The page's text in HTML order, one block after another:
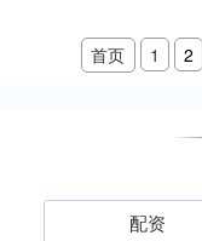
首页 1 2
配资